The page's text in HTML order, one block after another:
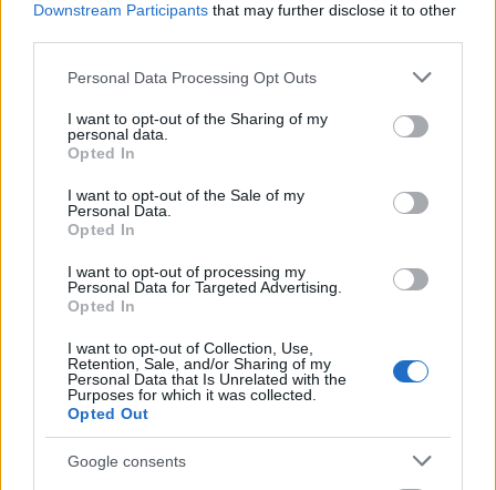
Downstream Participants that may further disclose it to other
Please note that this website/app uses one or more Google
not limited to your visit or usage behaviour. You may click to
grant or deny consent to Google and its third-party tags to
use your data for below specified purposes in below Google
consent section.
Personal Data Processing Opt Outs
I want to opt-out of the Sharing of my
personal data.
Opted In
I want to opt-out of the Sale of my
Personal Data.
Opted In
I want to opt-out of processing my
Personal Data for Targeted Advertising.
Opted In
I want to opt-out of Collection, Use,
Retention, Sale, and/or Sharing of my
Personal Data that Is Unrelated with the
Purposes for which it was collected.
Opted Out
Google consents
Διαβάζονται αυτή τη στιγμή
Τράπεζες: Στα 55,5 εκατ. ευρώ ο λογαριασμός
Νέο Χωροταξικό Τουρισμού: Οι νέες «κόκκινες
γραμμές» για το περιβάλλον και τι αλλάζει σε
Τα ανοιχτά μέτωπα για την ενίσχυση της
ελληνικής βιομηχανίας